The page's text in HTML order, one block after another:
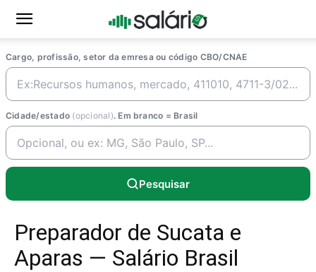
Cargo, profissão, setor da emresa ou código CBO/CNAE
Cidade/estado (opcional). Em branco = Brasil
Pesquisar
Preparador de Sucata e
Aparas — Salário Brasil